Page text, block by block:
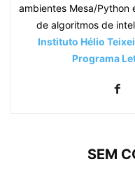
ambientes Mesa/Python
de algoritmos de
Instituto Hélio
Programa
SEM